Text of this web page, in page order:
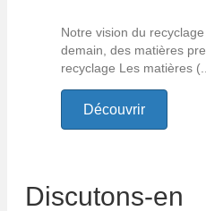
Notre vision du
demain, des matières
recyclage Les matières
Découvrir
Discutons-en